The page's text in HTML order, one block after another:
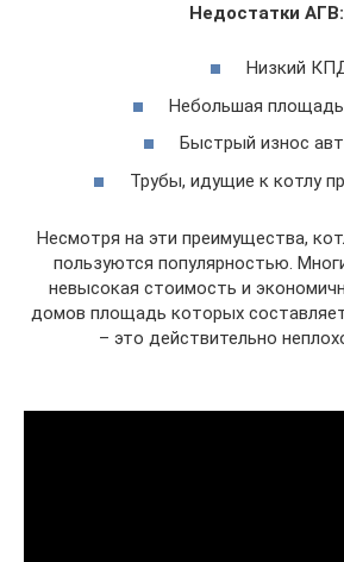
Недостатки АГВ:
Низкий
Небольшая площадь
Быстрый износ
Трубы, идущие к котлу
Несмотря на эти преимущества,
пользуются популярностью.
невысокая стоимость и
домов площадь которых
– это действительно